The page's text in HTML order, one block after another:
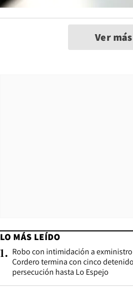
Ver más
LO MÁS LEÍDO
1. Robo con intimidación a
Cordero termina con cinco
persecución hasta Lo Espejo